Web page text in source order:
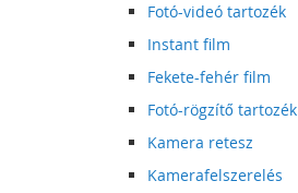
Fotó-videó tartozék
Instant film
Fekete-fehér film
Fotó-rögzítő tartozék
Kamera retesz
Kamerafelszerelés